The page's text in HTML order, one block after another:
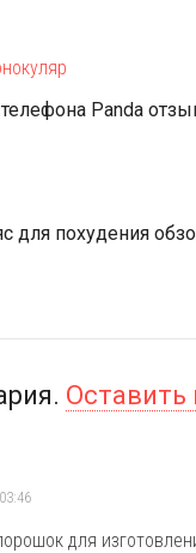
Panda
для похудения
. Оставить
для